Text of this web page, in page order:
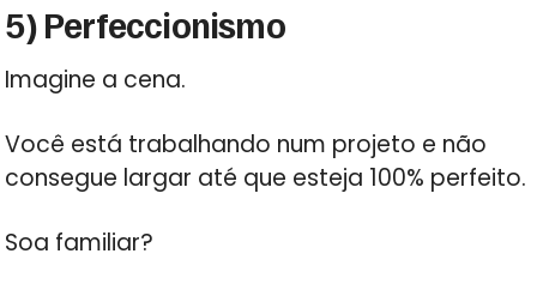
5) Perfeccionismo
Imagine a cena.
Você está trabalhando num projeto e não
consegue largar até que esteja 100% perfeito.
Soa familiar?